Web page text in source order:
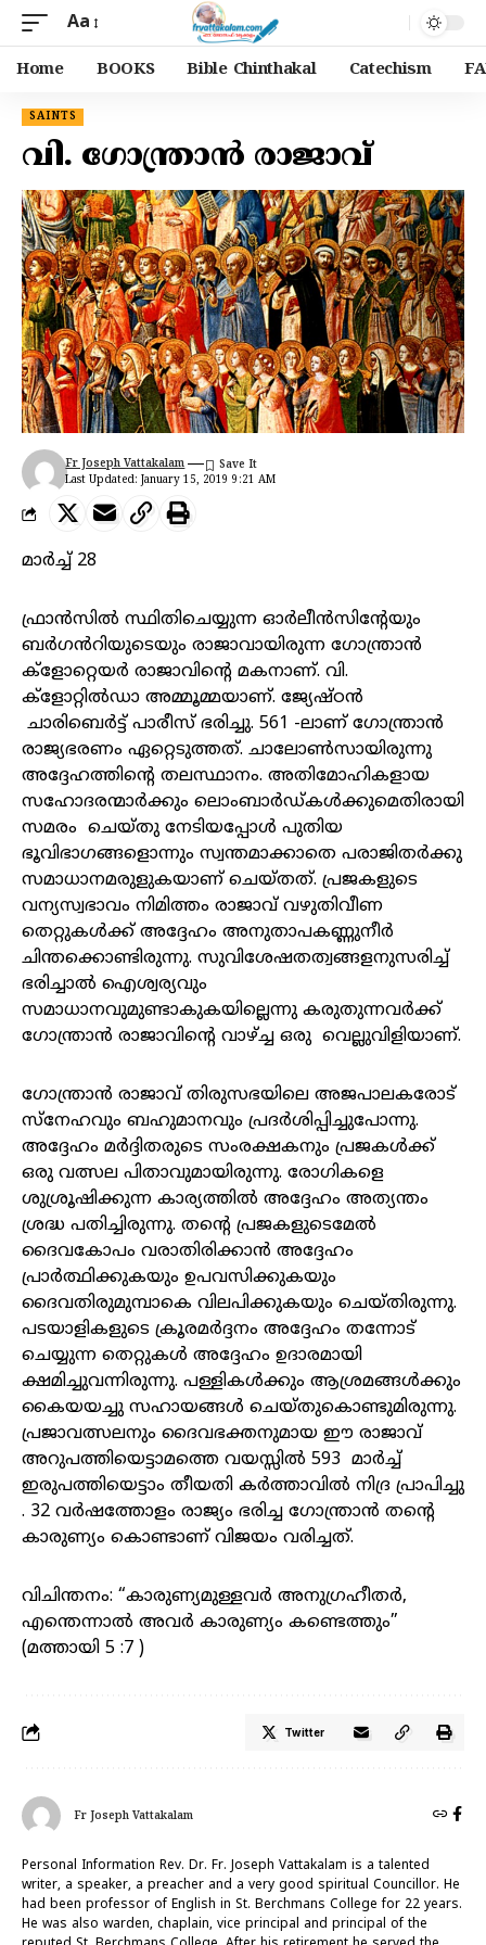
Aa
Home BOOKS Bible Chinthakal Catechism
SAINTS
വി. ഗോന്ത്രാൻ രാജാവ്
Last Updated: January 15, 2019 9:21 AM
Fr Joseph Vattakalam
മാർച്ച് 28
ഫ്രാൻസിൽ സ്ഥിതിചെയ്യുന്ന ഓർലീൻസിന്റേയും
ബർഗൻറിയുടെയും രാജാവായിരുന്ന ഗോന്ത്രാൻ
ക്ളോറ്റെയർ രാജാവിന്റെ മകനാണ്. വി.
ക്ളോറ്റിൽഡാ അമ്മൂമ്മയാണ്. ജ്യേഷ്ഠൻ
ചാരിബെർട്ട് പാരീസ് ഭരിച്ചു. 561 -ലാണ് ഗോന്ത്രാൻ
രാജ്യഭരണം ഏറ്റെടുത്തത്. ചാലോൺസായിരുന്നു
അദ്ദേഹത്തിന്റെ തലസ്ഥാനം. അതിമോഹികളായ
സഹോദരന്മാർക്കും ലൊംബാർഡ്‌കൾക്കുമെതിരായി
സമരം ചെയ്തു നേടിയപ്പോൾ പുതിയ
ഭൂവിഭാഗങ്ങളൊന്നും സ്വന്തമാക്കാതെ പരാജിതർക്കു
സമാധാനമരുളുകയാണ് ചെയ്തത്. പ്രജകളുടെ
വന്യസ്വഭാവം നിമിത്തം രാജാവ് വഴുതിവീണ
തെറ്റുകൾക്ക് അദ്ദേഹം അനുതാപകണ്ണുനീർ
ചിന്തക്കൊണ്ടിരുന്നു. സുവിശേഷതത്വങ്ങളനുസരിച്ച്
ഭരിച്ചാൽ ഐശ്വര്യവും
സമാധാനവുമുണ്ടാകുകയില്ലെന്നു കരുതുന്നവർക്ക്
ഗോന്ത്രാൻ രാജാവിന്റെ വാഴ്ച്ച ഒരു വെല്ലുവിളിയാണ്.
ഗോന്ത്രാൻ രാജാവ് തിരുസഭയിലെ അജപാലകരോട്
സ്നേഹവും ബഹുമാനവും പ്രദർശിപ്പിച്ചുപോന്നു.
അദ്ദേഹം മർദ്ദിതരുടെ സംരക്ഷകനും പ്രജകൾക്ക്
ഒരു വത്സല പിതാവുമായിരുന്നു. രോഗികളെ
ശുശ്രൂഷിക്കുന്ന കാര്യത്തിൽ അദ്ദേഹം അത്യന്തം
ശ്രദ്ധ പതിച്ചിരുന്നു. തന്റെ പ്രജകളുടെമേൽ
ദൈവകോപം വരാതിരിക്കാൻ അദ്ദേഹം
പ്രാർത്ഥിക്കുകയും ഉപവസിക്കുകയും
ദൈവതിരുമുമ്പാകെ വിലപിക്കുകയും ചെയ്തിരുന്നു.
പടയാളികളുടെ ക്രൂരമർദ്ദനം അദ്ദേഹം തന്നോട്
ചെയ്യുന്ന തെറ്റുകൾ അദ്ദേഹം ഉദാരമായി
ക്ഷമിച്ചുവന്നിരുന്നു. പള്ളികൾക്കും ആശ്രമങ്ങൾക്കും
കൈയയച്ചു സഹായങ്ങൾ ചെയ്തുകൊണ്ടുമിരുന്നു.
പ്രജാവത്സലനും ദൈവഭക്തനുമായ ഈ രാജാവ്
അറുപത്തിയെട്ടാമത്തെ വയസ്സിൽ 593 മാർച്ച്
ഇരുപത്തിയെട്ടാം തീയതി കർത്താവിൽ നിദ്ര പ്രാപിച്ചു
. 32 വർഷത്തോളം രാജ്യം ഭരിച്ച ഗോന്ത്രാൻ തന്റെ
കാരുണ്യം കൊണ്ടാണ് വിജയം വരിച്ചത്.
വിചിന്തനം: “കാരുണ്യമുള്ളവർ അനുഗ്രഹീതർ,
എന്തെന്നാൽ അവർ കാരുണ്യം കണ്ടെത്തും”
(മത്തായി 5 :7 )
Twitter
Fr Joseph Vattakalam
Personal Information Rev. Dr. Fr. Joseph Vattakalam is a talented
writer, a speaker, a preacher and a very good spiritual Councillor. He
had been professor of English in St. Berchmans College for 22 years.
He was also warden, chaplain, vice principal and principal of the